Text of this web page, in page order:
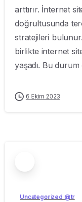
arttırır. İnternet
doğrultusunda
stratejileri
birlikte internet
yaşadı. Bu
6 Ekim 2023
Uncategorized @tr